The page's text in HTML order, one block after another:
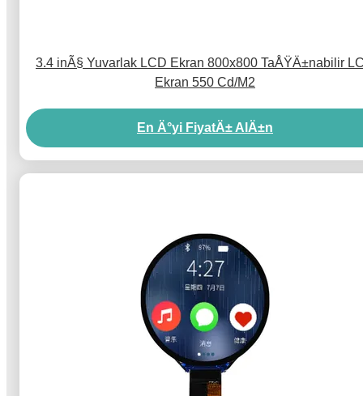
3.4 inÃ§ Yuvarlak LCD Ekran 800x800 TaÅŸÄ±nabilir
Ekran 550 Cd/M2
En Ä°yi FiyatÄ± AlÄ±n